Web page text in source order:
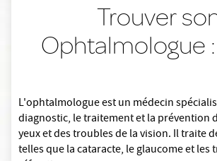
Trouver
Ophtalmologue
L'ophtalmologue est un médecin
diagnostic, le traitement et la prévention
yeux et des troubles de la vision. Il traite
telles que la cataracte, le glaucome et les